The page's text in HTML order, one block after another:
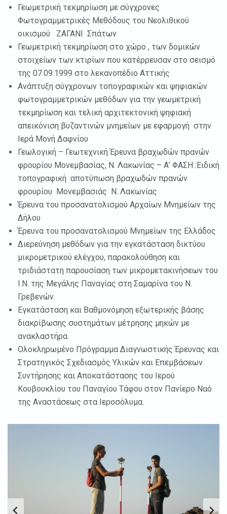
Γεωμετρική τεκμηρίωση με σύγχρονες
Φωτογραμμετρικές Μεθόδους του Νεολιθικού
οικισμού ΖΑΓΑΝΙ Σπάτων
Γεωμετρική τεκμηρίωση στο χώρο , των δομικών
στοιχείων των κτιρίων που κατέρρευσαν στο σεισμό
της 07.09.1999 στο λεκανοπέδιο Αττικής
Ανάπτυξη σύγχρονων τοπογραφικών και ψηφιακών
φωτογραμμετρικών μεθόδων για την γεωμετρική
τεκμηρίωση και τελική αρχιτεκτονική ψηφιακή
απεικόνιση βυζαντινών μνημείων με εφαρμογή στην
Ιερά Μονή Δαφνίου
Γεωλογική – Γεωτεχνική Έρευνα βραχωδών πρανών
φρουρίου Μονεμβασίας, Ν. Λακωνίας – Α’ ΦΑΣΗ :Ειδική
τοπογραφική αποτύπωση βραχωδών πρανών
φρουρίου Μονεμβασιάς Ν. Λακωνίας
Έρευνα του προσανατολισμού Αρχαίων Μνημείων της
Δήλου
Έρευνα του προσανατολισμού Μνημείων της Ελλάδος
Διερεύνηση μεθόδων για την εγκατάσταση δικτύου
μικρομετρικού ελέγχου, παρακολούθηση και
τριδιάστατη παρουσίαση των μικρομετακινήσεων του
Ι.Ν. της Μεγάλης Παναγίας στη Σαμαρίνα του Ν.
Γρεβενών.
Εγκατάσταση και Βαθμονόμηση εξωτερικής βάσης
διακρίβωσης συστημάτων μέτρησης μηκών με
ανακλαστήρα.
Ολοκληρωμένο Πρόγραμμα Διαγνωστικής Έρευνας και
Στρατηγικός Σχεδιασμός Υλικών και Επεμβάσεων
Συντήρησης και Αποκατάστασης του Ιερού
Κουβουκλίου του Παναγίου Τάφου στον Πανίερο Ναό
της Αναστάσεως στα Ιεροσόλυμα.